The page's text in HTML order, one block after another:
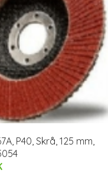
P40, Skrå, 125 mm,